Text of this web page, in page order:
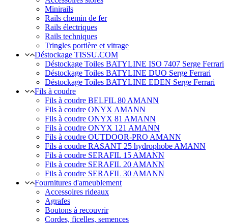
Minirails
Rails chemin de fer
Rails électriques
Rails techniques
Tringles portière et vitrage
Déstockage TISSU.COM
Déstockage Toiles BATYLINE ISO 7407 Serge Ferrari
Déstockage Toiles BATYLINE DUO Serge Ferrari
Déstockage Toiles BATYLINE EDEN Serge Ferrari
Fils à coudre
Fils à coudre BELFIL 80 AMANN
Fils à coudre ONYX AMANN
Fils à coudre ONYX 81 AMANN
Fils à coudre ONYX 121 AMANN
Fils à coudre OUTDOOR-PRO AMANN
Fils à coudre RASANT 25 hydrophobe AMANN
Fils à coudre SERAFIL 15 AMANN
Fils à coudre SERAFIL 20 AMANN
Fils à coudre SERAFIL 30 AMANN
Fournitures d'ameublement
Accessoires rideaux
Agrafes
Boutons à recouvrir
Cordes, ficelles, semences